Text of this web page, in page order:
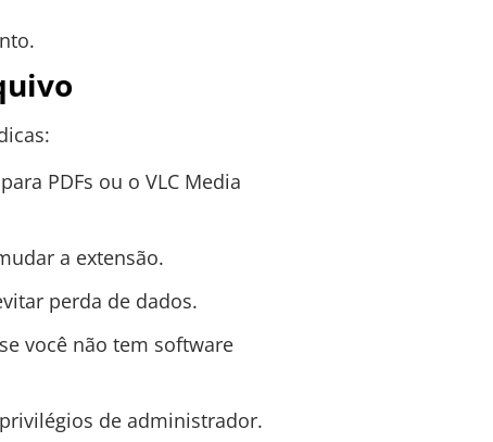
PDFs ou o VLC Media
a extensão.
perda de dados.
você não tem software
de administrador.